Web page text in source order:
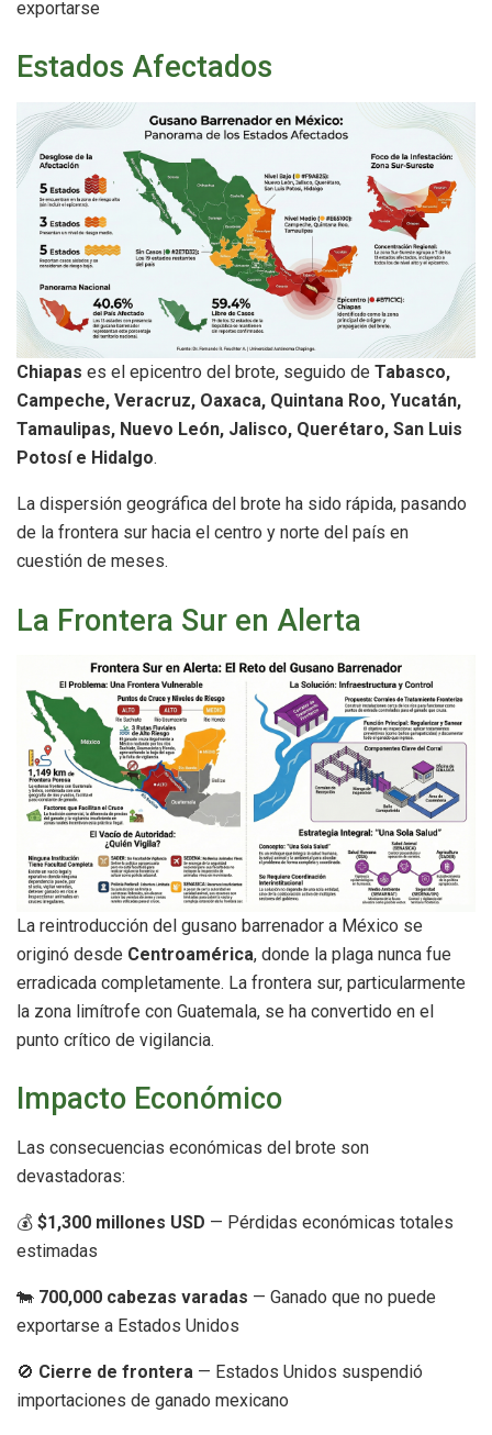
exportarse
Estados Afectados
Chiapas es el epicentro del brote, seguido de Tabasco,
Campeche, Veracruz, Oaxaca, Quintana Roo, Yucatán,
Tamaulipas, Nuevo León, Jalisco, Querétaro, San Luis
Potosí e Hidalgo.
La dispersión geográfica del brote ha sido rápida, pasando
de la frontera sur hacia el centro y norte del país en
cuestión de meses.
La Frontera Sur en Alerta
La reintroducción del gusano barrenador a México se
originó desde Centroamérica, donde la plaga nunca fue
erradicada completamente. La frontera sur, particularmente
la zona limítrofe con Guatemala, se ha convertido en el
punto crítico de vigilancia.
Impacto Económico
Las consecuencias económicas del brote son
devastadoras:
💰 $1,300 millones USD — Pérdidas económicas totales
estimadas
🐄 700,000 cabezas varadas — Ganado que no puede
exportarse a Estados Unidos
🚫 Cierre de frontera — Estados Unidos suspendió
importaciones de ganado mexicano